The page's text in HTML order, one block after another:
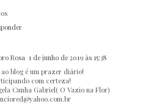
Rosa 1 de junho de 2019 às 15:38
blog é um prazer diário!
com certeza!
Cunha Gabriel( O Vazio na Flor)